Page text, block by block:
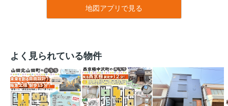
地図アプリで見る
よく見られている物件